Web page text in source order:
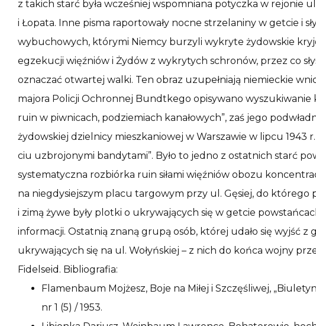
z takich starć była wcześniej wspomniana potyczka w rejonie
i Łopata. Inne pisma raportowały nocne strzelaniny w getcie i
wybuchowych, którymi Niemcy burzyli wykryte żydowskie
egzekucji więźniów i Żydów z wykrytych schronów, przez co
oznaczać otwartej walki. Ten obraz uzupełniają niemieckie
majora Policji Ochronnej Bundtkego opisywano
ruin w piwnicach, podziemiach kanałowych”, zaś jego
żydowskiej dzielnicy mieszkaniowej w Warszawie w lipcu 1943
ciu uzbrojonymi bandytami”. Było to jedno z ostatnich starć
systematyczna rozbiórka ruin siłami więźniów obozu
na niegdysiejszym placu targowym przy ul. Gęsiej, do którego
i zimą żywe były plotki o ukrywających się w getcie
informacji. Ostatnią znaną grupą osób, której udało się wyjść
ukrywających się na ul. Wołyńskiej – z nich do końca wojny
Fidelseid. Bibliografia:
Flamenbaum Mojżesz, Boje na Miłej i Szczęśliwej,
nr 1 (5) / 1953.